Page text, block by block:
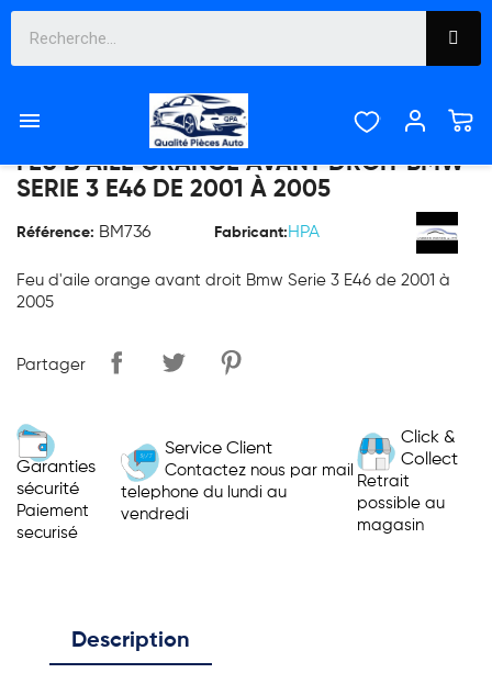

FEU D'AILE ORANGE AVANT DROIT BMW
SERIE 3 E46 DE 2001 À 2005
Référence: BM736 Fabricant: HPA
Feu d'aile orange avant droit Bmw Serie 3 E46 de 2001 à
2005
Partager
Garanties
sécurité
Paiement
securisé
Service Client
Contactez nous par mail
telephone du lundi au
vendredi
Click &
Collect
Retrait
possible au
magasin
Description